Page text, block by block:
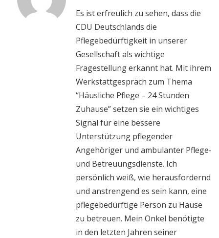
Es ist erfreulich zu sehen, dass die
CDU Deutschlands die
Pflegebedürftigkeit in unserer
Gesellschaft als wichtige
Fragestellung erkannt hat. Mit ihrem
Werkstattgespräch zum Thema
“Häusliche Pflege – 24 Stunden
Zuhause” setzen sie ein wichtiges
Signal für eine bessere
Unterstützung pflegender
Angehöriger und ambulanter Pflege-
und Betreuungsdienste. Ich
persönlich weiß, wie herausfordernd
und anstrengend es sein kann, eine
pflegebedürftige Person zu Hause
zu betreuen. Mein Onkel benötigte
in den letzten Jahren seiner